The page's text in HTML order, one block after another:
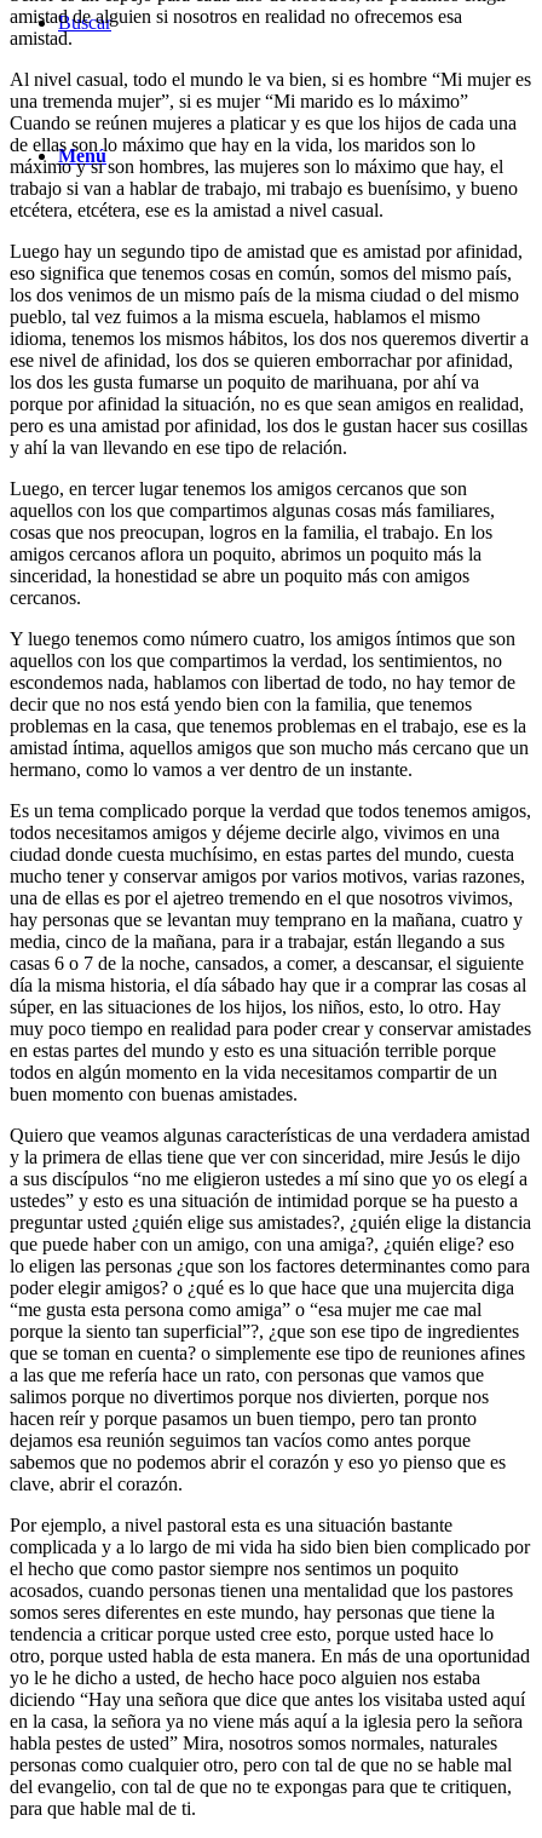
Buscar
Menú
amistad de alguien si nosotros en realidad no ofrecemos esa
amistad.
Al nivel casual, todo el mundo le va bien, si es hombre “Mi mujer es
una tremenda mujer”, si es mujer “Mi marido es lo máximo”
Cuando se reúnen mujeres a platicar y es que los hijos de cada una
de ellas son lo máximo que hay en la vida, los maridos son lo
máximo y si son hombres, las mujeres son lo máximo que hay, el
trabajo si van a hablar de trabajo, mi trabajo es buenísimo, y bueno
etcétera, etcétera, ese es la amistad a nivel casual.
Luego hay un segundo tipo de amistad que es amistad por afinidad,
eso significa que tenemos cosas en común, somos del mismo país,
los dos venimos de un mismo país de la misma ciudad o del mismo
pueblo, tal vez fuimos a la misma escuela, hablamos el mismo
idioma, tenemos los mismos hábitos, los dos nos queremos divertir a
ese nivel de afinidad, los dos se quieren emborrachar por afinidad,
los dos les gusta fumarse un poquito de marihuana, por ahí va
porque por afinidad la situación, no es que sean amigos en realidad,
pero es una amistad por afinidad, los dos le gustan hacer sus cosillas
y ahí la van llevando en ese tipo de relación.
Luego, en tercer lugar tenemos los amigos cercanos que son
aquellos con los que compartimos algunas cosas más familiares,
cosas que nos preocupan, logros en la familia, el trabajo. En los
amigos cercanos aflora un poquito, abrimos un poquito más la
sinceridad, la honestidad se abre un poquito más con amigos
cercanos.
Y luego tenemos como número cuatro, los amigos íntimos que son
aquellos con los que compartimos la verdad, los sentimientos, no
escondemos nada, hablamos con libertad de todo, no hay temor de
decir que no nos está yendo bien con la familia, que tenemos
problemas en la casa, que tenemos problemas en el trabajo, ese es la
amistad íntima, aquellos amigos que son mucho más cercano que un
hermano, como lo vamos a ver dentro de un instante.
Es un tema complicado porque la verdad que todos tenemos amigos,
todos necesitamos amigos y déjeme decirle algo, vivimos en una
ciudad donde cuesta muchísimo, en estas partes del mundo, cuesta
mucho tener y conservar amigos por varios motivos, varias razones,
una de ellas es por el ajetreo tremendo en el que nosotros vivimos,
hay personas que se levantan muy temprano en la mañana, cuatro y
media, cinco de la mañana, para ir a trabajar, están llegando a sus
casas 6 o 7 de la noche, cansados, a comer, a descansar, el siguiente
día la misma historia, el día sábado hay que ir a comprar las cosas al
súper, en las situaciones de los hijos, los niños, esto, lo otro. Hay
muy poco tiempo en realidad para poder crear y conservar amistades
en estas partes del mundo y esto es una situación terrible porque
todos en algún momento en la vida necesitamos compartir de un
buen momento con buenas amistades.
Quiero que veamos algunas características de una verdadera amistad
y la primera de ellas tiene que ver con sinceridad, mire Jesús le dijo
a sus discípulos “no me eligieron ustedes a mí sino que yo os elegí a
ustedes” y esto es una situación de intimidad porque se ha puesto a
preguntar usted ¿quién elige sus amistades?, ¿quién elige la distancia
que puede haber con un amigo, con una amiga?, ¿quién elige? eso
lo eligen las personas ¿que son los factores determinantes como para
poder elegir amigos? o ¿qué es lo que hace que una mujercita diga
“me gusta esta persona como amiga” o “esa mujer me cae mal
porque la siento tan superficial”?, ¿que son ese tipo de ingredientes
que se toman en cuenta? o simplemente ese tipo de reuniones afines
a las que me refería hace un rato, con personas que vamos que
salimos porque no divertimos porque nos divierten, porque nos
hacen reír y porque pasamos un buen tiempo, pero tan pronto
dejamos esa reunión seguimos tan vacíos como antes porque
sabemos que no podemos abrir el corazón y eso yo pienso que es
clave, abrir el corazón.
Por ejemplo, a nivel pastoral esta es una situación bastante
complicada y a lo largo de mi vida ha sido bien bien complicado por
el hecho que como pastor siempre nos sentimos un poquito
acosados, cuando personas tienen una mentalidad que los pastores
somos seres diferentes en este mundo, hay personas que tiene la
tendencia a criticar porque usted cree esto, porque usted hace lo
otro, porque usted habla de esta manera. En más de una oportunidad
yo le he dicho a usted, de hecho hace poco alguien nos estaba
diciendo “Hay una señora que dice que antes los visitaba usted aquí
en la casa, la señora ya no viene más aquí a la iglesia pero la señora
habla pestes de usted” Mira, nosotros somos normales, naturales
personas como cualquier otro, pero con tal de que no se hable mal
del evangelio, con tal de que no te expongas para que te critiquen,
para que hable mal de ti.